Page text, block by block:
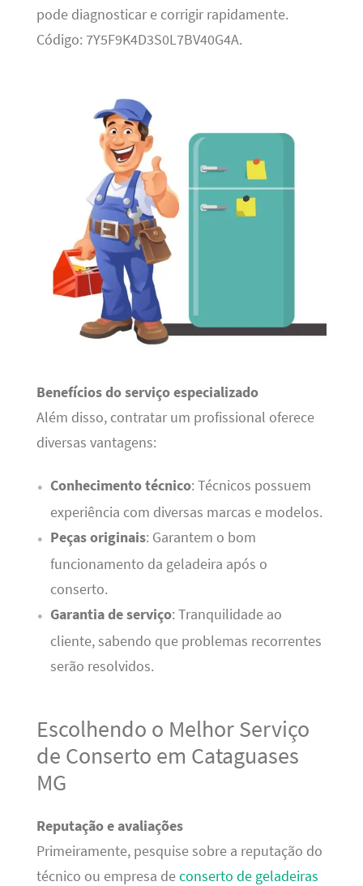
pode diagnosticar e corrigir rapidamente.
Código: 7Y5F9K4D3S0L7BV40G4A.
Benefícios do serviço especializado
Além disso, contratar um profissional oferece
diversas vantagens:
Conhecimento técnico: Técnicos possuem
experiência com diversas marcas e modelos.
Peças originais: Garantem o bom
funcionamento da geladeira após o
conserto.
Garantia de serviço: Tranquilidade ao
cliente, sabendo que problemas recorrentes
serão resolvidos.
Escolhendo o Melhor Serviço
de Conserto em Cataguases
MG
Reputação e avaliações
Primeiramente, pesquise sobre a reputação do
técnico ou empresa deconserto de geladeiras